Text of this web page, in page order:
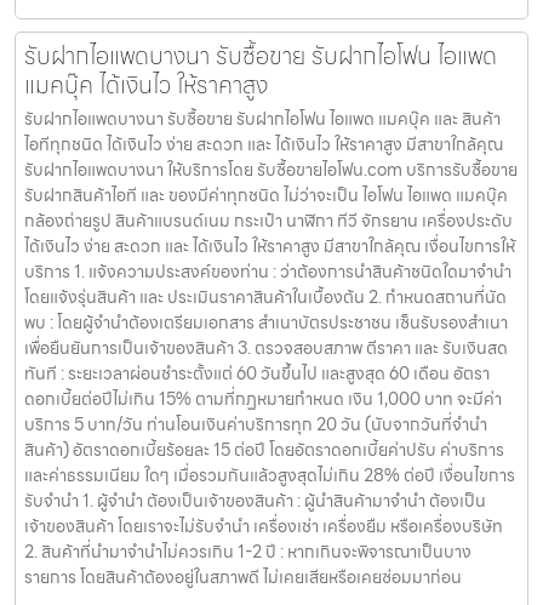
รับฝากไอแพดบางนา รับซื้อขาย รับฝากไอโฟน ไอแพด
แมคบุ๊ค ได้เงินไว ให้ราคาสูง
รับฝากไอแพดบางนา รับซื้อขาย รับฝากไอโฟน ไอแพด แมคบุ๊ค และ สินค้า
ไอทีทุกชนิด ได้เงินไว ง่าย สะดวก และ ได้เงินไว ให้ราคาสูง มีสาขาใกล้คุณ
รับฝากไอแพดบางนา ให้บริการโดย รับซื้อขายไอโฟน.com บริการรับซื้อขาย
รับฝากสินค้าไอที และ ของมีค่าทุกชนิด ไม่ว่าจะเป็น ไอโฟน ไอแพด แมคบุ๊ค
กล้องถ่ายรูป สินค้าแบรนด์เนม กระเป๋า นาฬิกา ทีวี จักรยาน เครื่องประดับ
ได้เงินไว ง่าย สะดวก และ ได้เงินไว ให้ราคาสูง มีสาขาใกล้คุณ เงื่อนไขการให้
บริการ 1. แจ้งความประสงค์ของท่าน : ว่าต้องการนำสินค้าชนิดใดมาจำนำ
โดยแจ้งรุ่นสินค้า และ ประเมินราคาสินค้าในเบื้องต้น 2. กำหนดสถานที่นัด
พบ : โดยผู้จำนำต้องเตรียมเอกสาร สำเนาบัตรประชาชน เซ็นรับรองสำเนา
เพื่อยืนยันการเป็นเจ้าของสินค้า 3. ตรวจสอบสภาพ ตีราคา และ รับเงินสด
ทันที : ระยะเวลาผ่อนชำระตั้งแต่ 60 วันขึ้นไป และสูงสุด 60 เดือน อัตรา
ดอกเบี้ยต่อปีไม่เกิน 15% ตามที่กฏหมายกำหนด เงิน 1,000 บาท จะมีค่า
บริการ 5 บาท/วัน ท่านโอนเงินค่าบริการทุก 20 วัน (นับจากวันที่จำนำ
สินค้า) อัตราดอกเบี้ยร้อยละ 15 ต่อปี โดยอัตราดอกเบี้ยค่าปรับ ค่าบริการ
และค่าธรรมเนียม ใดๆ เมื่อรวมกันแล้วสูงสุดไม่เกิน 28% ต่อปี เงื่อนไขการ
รับจำนำ 1. ผู้จำนำ ต้องเป็นเจ้าของสินค้า : ผู้นำสินค้ามาจำนำ ต้องเป็น
เจ้าของสินค้า โดยเราจะไม่รับจำนำ เครื่องเช่า เครื่องยืม หรือเครื่องบริษัท
2. สินค้าที่นำมาจำนำไม่ควรเกิน 1-2 ปี : หากเกินจะพิจารณาเป็นบาง
รายการ โดยสินค้าต้องอยู่ในสภาพดี ไม่เคยเสียหรือเคยซ่อมมาก่อน